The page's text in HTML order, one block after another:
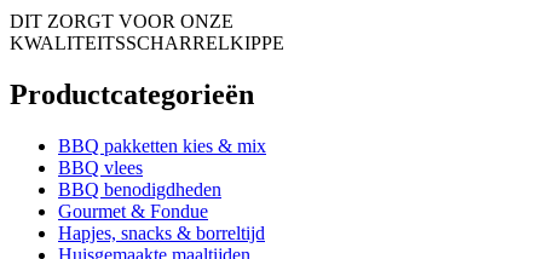
DIT ZORGT VOOR ONZE
KWALITEITSSCHARRELKIPPE
Productcategorieën
BBQ pakketten kies & mix
BBQ vlees
BBQ benodigdheden
Gourmet & Fondue
Hapjes, snacks & borreltijd
Huisgemaakte maaltijden